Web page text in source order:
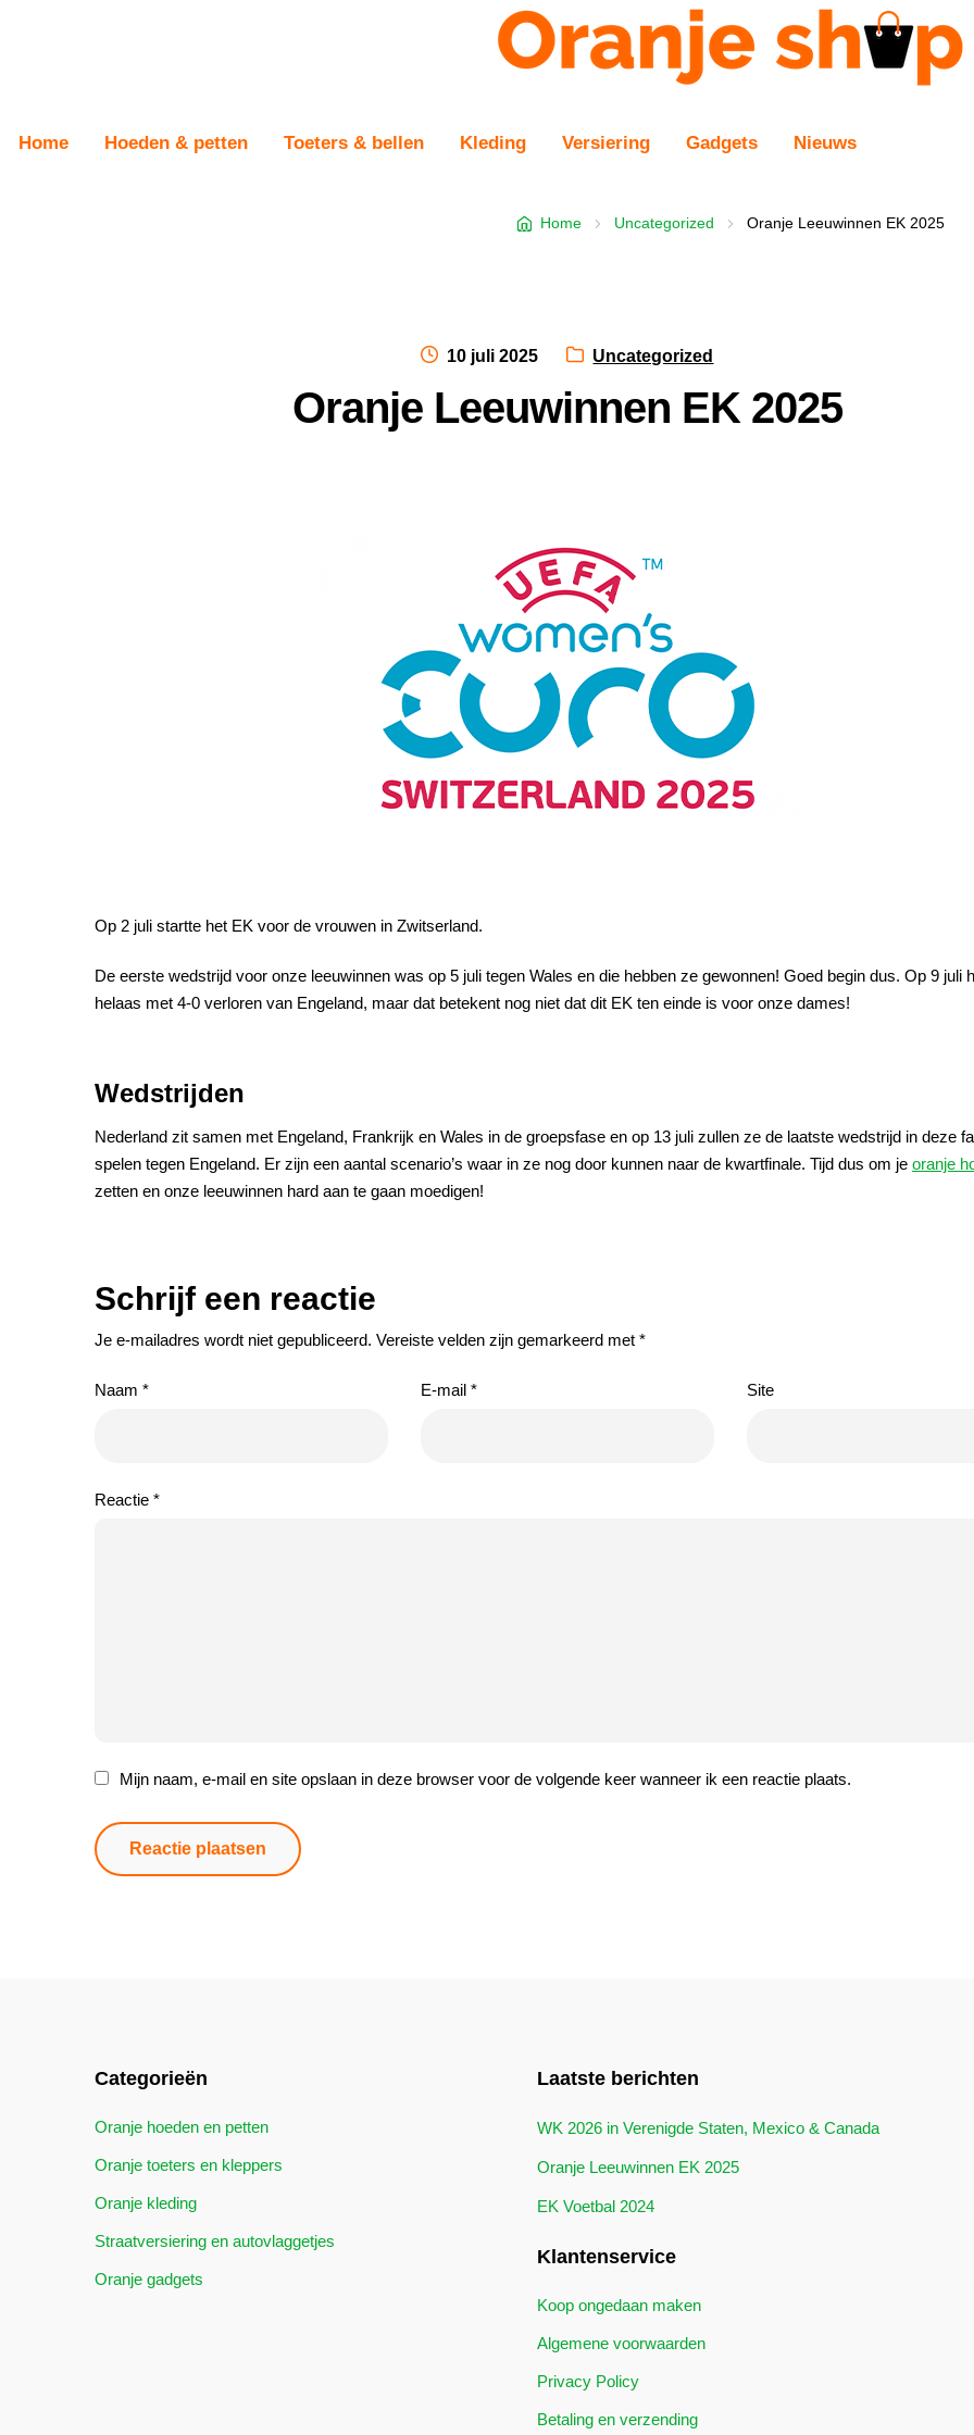
to
to
Home Hoeden & petten Toeters & bellen Kleding Versiering Gadgets Nieuws
Home Uncategorized Oranje Leeuwinnen EK 2025
Posted
10 juli 2025 Category:
Uncategorized
Oranje Leeuwinnen EK 2025
Op 2 juli startte het EK voor de vrouwen in Zwitserland.
De eerste wedstrijd voor onze leeuwinnen was op 5 juli tegen Wales en die hebben ze gewonnen! Goed begin dus. Op 9 juli
helaas met 4-0 verloren van Engeland, maar dat betekent nog niet dat dit EK ten einde is voor onze dames!
Wedstrijden
Nederland zit samen met Engeland, Frankrijk en Wales in de groepsfase en op 13 juli zullen ze de laatste wedstrijd in deze
spelen tegen Engeland. Er zijn een aantal scenario’s waar in ze nog door kunnen naar de kwartfinale. Tijd dus om je oranje
zetten en onze leeuwinnen hard aan te gaan moedigen!
Schrijf een reactie
Je e-mailadres wordt niet gepubliceerd. Vereiste velden zijn gemarkeerd met *
Naam * E-mail * Site
Reactie *
Mijn naam, e-mail en site opslaan in deze browser voor de volgende keer wanneer ik een reactie plaats.
Categorieën
Oranje hoeden en petten
Oranje toeters en kleppers
Oranje kleding
Straatversiering en autovlaggetjes
Oranje gadgets
Laatste berichten
WK 2026 in Verenigde Staten, Mexico & Canada
Oranje Leeuwinnen EK 2025
EK Voetbal 2024
Klantenservice
Koop ongedaan maken
Algemene voorwaarden
Privacy Policy
Betaling en verzending